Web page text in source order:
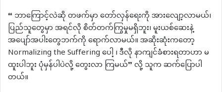
“ ဘာကြောင့်လဲဆို တဖက်မှာ တော်လှန်ရေးကို အားလျော့လာမယ်၊
ပြည်သူတွေမှာ အရင်လို စိတ်တက်ကြွမှုမရှိဘူး၊ မူးယစ်ဆေးနဲ့
အပျော်အပါးတွေဘက်ကို ရောက်လာမယ်။ အဆိုးဆုံးကတော့
Normalizing the Suffering ပေါ့ ၊ ဒီလို နာကျင်ခံစားရတာဟာ မ
ထူးပါဘူး ပုံမှန်ပါပဲလို့ တွေးလာ ကြမယ်” လို့ သူက ဆက်ပြောပါ
တယ်။